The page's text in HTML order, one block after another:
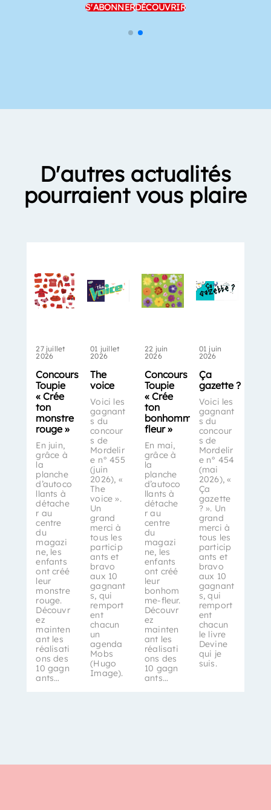
S'ABONNERDÉCOUVRIR
D'autres actualités
pourraient vous plaire
27 juillet
2026
Concours
Toupie
« Crée
ton
monstre
rouge »
En juin,
grâce à
la
planche
d’autoco
llants à
détache
r au
centre
du
magazi
ne, les
enfants
ont créé
leur
monstre
rouge.
Découvr
ez
mainten
ant les
réalisati
ons des
10 gagn
ants…
01 juillet
2026
The
voice
Voici les
gagnant
s du
concour
s de
Mordelir
e n° 455
(juin
2026), «
The
voice ».
Un
grand
merci à
tous les
particip
ants et
bravo
aux 10
gagnant
s, qui
remport
ent
chacun
un
agenda
Mobs
(Hugo
Image).
22 juin
2026
Concours
Toupie
« Crée
ton
bonhomme-
fleur »
En mai,
grâce à
la
planche
d’autoco
llants à
détache
r au
centre
du
magazi
ne, les
enfants
ont créé
leur
bonhom
me-fleur.
Découvr
ez
mainten
ant les
réalisati
ons des
10 gagn
ants…
01 juin
2026
Ça
gazette ?
Voici les
gagnant
s du
concour
s de
Mordelir
e n° 454
(mai
2026), «
Ça
gazette
? ». Un
grand
merci à
tous les
particip
ants et
bravo
aux 10
gagnant
s, qui
remport
ent
chacun
le livre
Devine
qui je
suis.